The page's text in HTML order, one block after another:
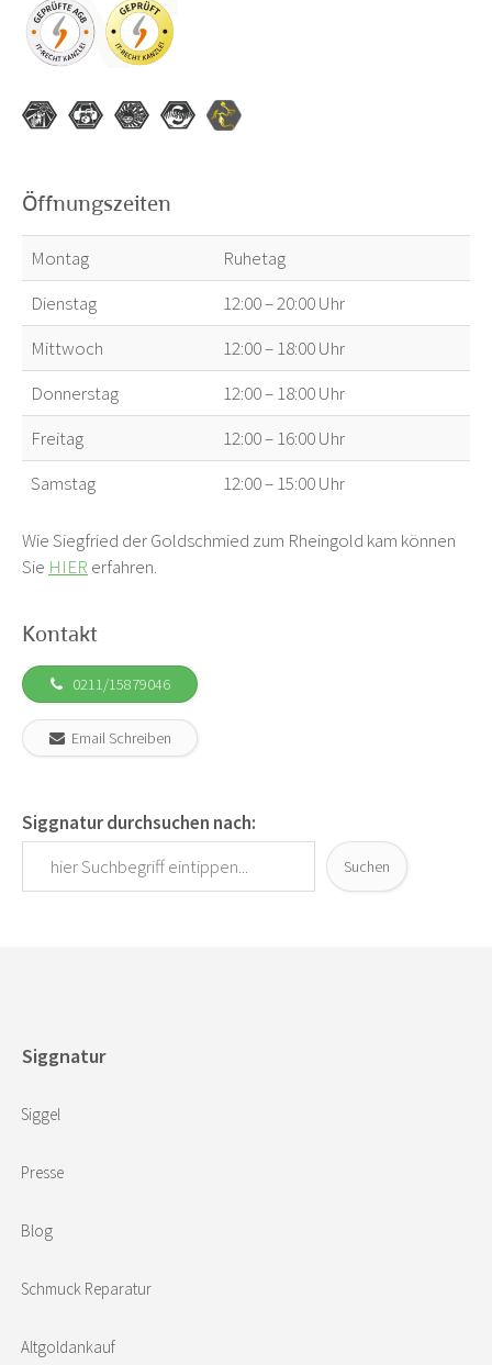
Öffnungszeiten
Montag
Ruhetag
Dienstag
12:00 – 20:00 Uhr
Mittwoch
12:00 – 18:00 Uhr
Donnerstag
12:00 – 18:00 Uhr
Freitag
12:00 – 16:00 Uhr
Samstag
12:00 – 15:00 Uhr
Wie Siegfried der Goldschmied zum Rheingold kam können
Sie HIER erfahren.
Kontakt
0211/15879046
Email Schreiben
Siggnatur durchsuchen nach:
Suchen
Siggnatur
Siggel
Presse
Blog
Schmuck Reparatur
Altgoldankauf